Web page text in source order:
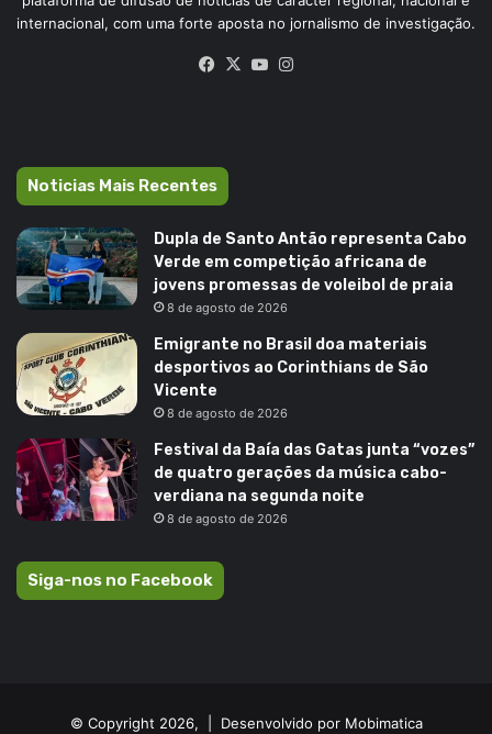
internacional, com uma forte aposta no jornalismo de investigação.
Facebook
X YouTube
Noticias Mais Recentes
Dupla de Santo Antão representa Cabo
Verde em competição africana de
jovens promessas de voleibol de praia
8 de agosto de 2026
Emigrante no Brasil doa materiais
desportivos ao Corinthians de São
Vicente
8 de agosto de 2026
Festival da Baía das Gatas junta “vozes”
de quatro gerações da música cabo-
verdiana na segunda noite
8 de agosto de 2026
Siga-nos no Facebook
© Copyright 2026, | Desenvolvido por Mobimatica